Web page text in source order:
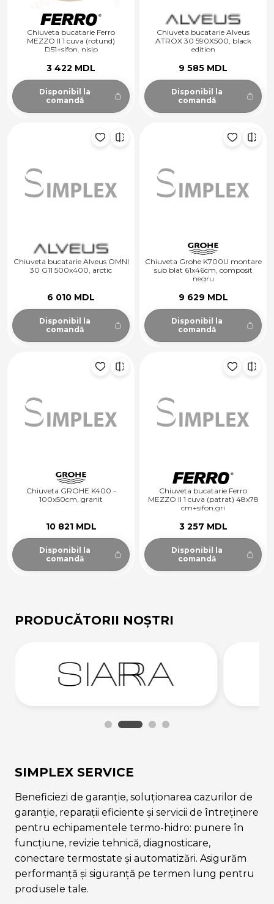
Chiuveta bucatarie Ferro
MEZZO II 1 cuva (rotund)
D51+sifon, nisip
3 422 MDL
Disponibil la
comandă
Chiuveta bucatarie Alveus
ATROX 30 590X500, black
edition
9 585 MDL
Disponibil la
comandă
Chiuveta bucatarie Alveus OMNI
30 G11 500x400, arctic
6 010 MDL
Disponibil la
comandă
Chiuveta Grohe K700U montare
sub blat 61x46cm, composit
negru
9 629 MDL
Disponibil la
comandă
Chiuveta GROHE K400 -
100x50cm, granit
10 821 MDL
Disponibil la
comandă
Chiuveta bucatarie Ferro
MEZZO II 1 cuva (patrat) 48x78
cm+sifon,gri
3 257 MDL
Disponibil la
comandă
PRODUCĂTORII NOȘTRI
SIMPLEX SERVICE
Beneficiezi de garanție, soluționarea cazurilor de
garanție, reparații eficiente și servicii de întreținere
pentru echipamentele termo-hidro: punere în
funcțiune, revizie tehnică, diagnosticare,
conectare termostate și automatizări. Asigurăm
performanță și siguranță pe termen lung pentru
produsele tale.